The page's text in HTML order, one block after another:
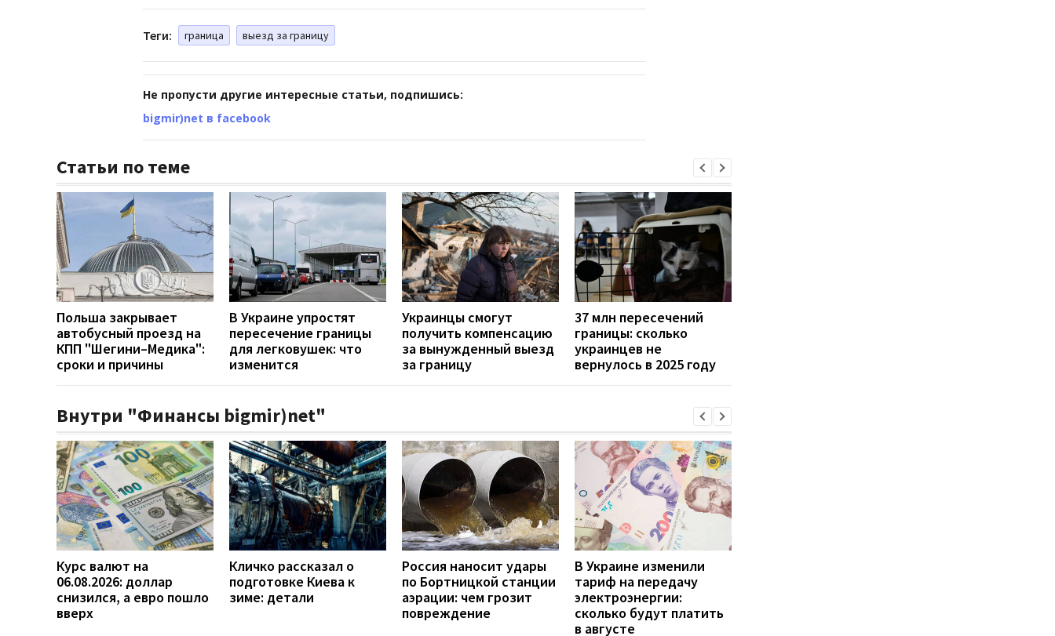
Теги: граница выезд за границу
Не пропусти другие интересные статьи, подпишись:
bigmir)net в facebook
Статьи по теме
Польша закрывает
автобусный проезд на
КПП "Шегини–Медика":
сроки и причины
В Украине упростят
пересечение границы
для легковушек: что
изменится
Украинцы смогут
получить компенсацию
за вынужденный выезд
за границу
37 млн пересечений
границы: сколько
украинцев не
вернулось в 2025 году
Внутри "Финансы bigmir)net"
Курс валют на
06.08.2026: доллар
снизился, а евро пошло
вверх
Кличко рассказал о
подготовке Киева к
зиме: детали
Россия наносит удары
по Бортницкой станции
аэрации: чем грозит
повреждение
В Украине изменили
тариф на передачу
электроэнергии:
сколько будут платить
в августе